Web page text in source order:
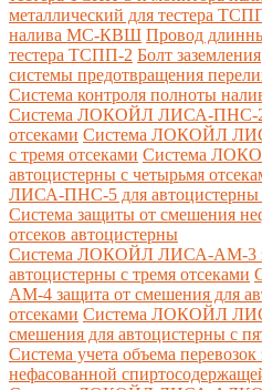
металлический для тестера
налива МС-КВШ Провод
тестера ТСПП-2 Болт заземления
системы предотвращения
Cистема контроля полноты
Система ЛОКОЙЛ ЛИСА-ПНС-2
отсеками Система ЛОКОЙЛ
с тремя отсеками Система
автоцистерны с четырьмя
ЛИСА-ПНС-5 для автоцистерны
Система защиты от смешения
отсеков автоцистерны
Система ЛОКОЙЛ ЛИСА-AM-3
автоцистерны с тремя отсеками
AM-4 защита от смешения для
отсеками Система ЛОКОЙЛ
смешения для автоцистерны с
Система учета объема
нефасованной